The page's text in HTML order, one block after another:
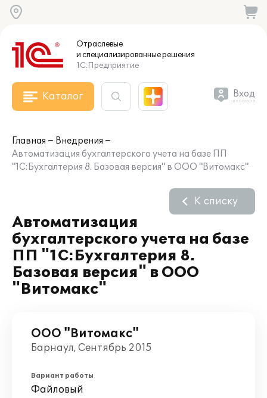
Отраслевые
и специализированныерешения
1С:Предприятие
Каталог Вход
Главная
Внедрения
Автоматизация бухгалтерского учета на базе ПП
"1С:Бухгалтерия 8. Базовая версия" в ООО "Витомакс"
Автоматизация
бухгалтерского учета на базе
ПП "1С:Бухгалтерия 8.
Базовая версия" в ООО
"Витомакс"
К списку
ООО "Витомакс"
Барнаул, Сентябрь 2015
Вариант работы
Файловый